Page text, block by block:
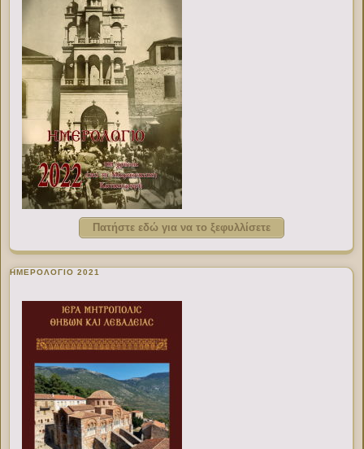
Πατήστε εδώ για να το ξεφυλλίσετε
ΗΜΕΡΟΛΟΓΙΟ 2021